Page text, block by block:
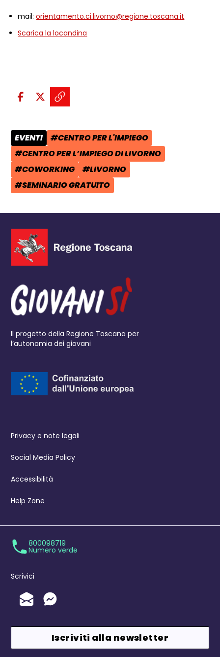
mail:orientamento.ci.livorno@regione.toscana.it
Scarica la locandina
Condividi sui social:
Condividi su Facebook - apre
Condividi su X - apre una
Copia il link e condividi -
CATEGORIA POST:
EVENTI TAG:
#CENTRO PER L'IMPIEGO
TAG:
#CENTRO PER L’IMPIEGO DI LIVORNO
TAG:
#COWORKING TAG:
#LIVORNO
TAG:
#SEMINARIO GRATUITO
Il progetto della Regione Toscana per
l’autonomia dei giovani
Privacy e note legali
Social Media Policy
Accessibilità
Help Zone
800098719
Numero verde
Scrivici
Invia un'Email
Messenger
Iscriviti alla newsletter